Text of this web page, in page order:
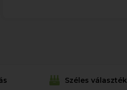
Széles választék